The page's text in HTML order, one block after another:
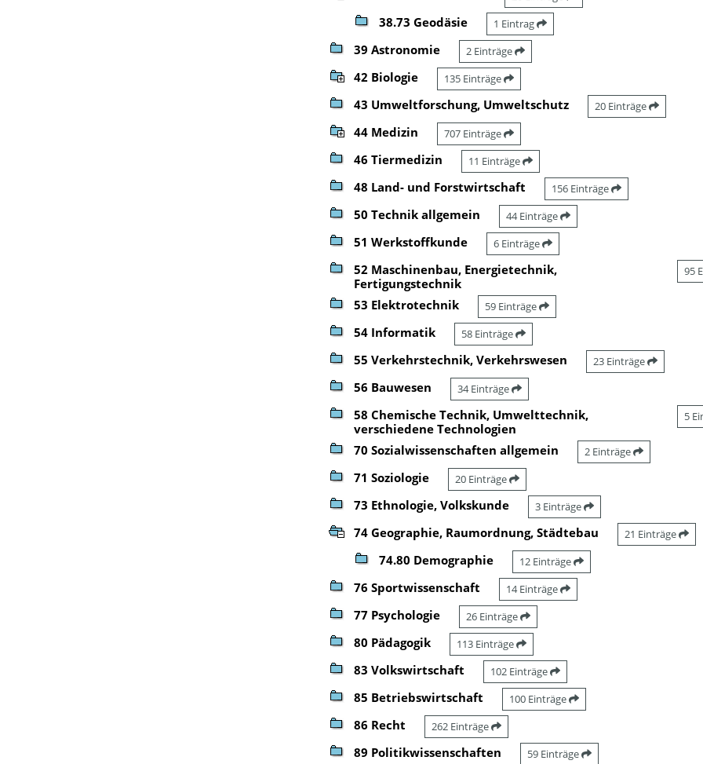
38.73 Geodäsie 1 Eintrag
39 Astronomie 2 Einträge
42 Biologie 135 Einträge
43 Umweltforschung, Umweltschutz 20 Einträge
44 Medizin 707 Einträge
46 Tiermedizin 11 Einträge
48 Land- und Forstwirtschaft 156 Einträge
50 Technik allgemein 44 Einträge
51 Werkstoffkunde 6 Einträge
52 Maschinenbau, Energietechnik,
Fertigungstechnik
95
53 Elektrotechnik 59 Einträge
54 Informatik 58 Einträge
55 Verkehrstechnik, Verkehrswesen 23 Einträge
56 Bauwesen 34 Einträge
58 Chemische Technik, Umwelttechnik,
verschiedene Technologien
5
70 Sozialwissenschaften allgemein 2 Einträge
71 Soziologie 20 Einträge
73 Ethnologie, Volkskunde 3 Einträge
74 Geographie, Raumordnung, Städtebau 21 Einträge
74.80 Demographie 12 Einträge
76 Sportwissenschaft 14 Einträge
77 Psychologie 26 Einträge
80 Pädagogik 113 Einträge
83 Volkswirtschaft 102 Einträge
85 Betriebswirtschaft 100 Einträge
86 Recht 262 Einträge
89 Politikwissenschaften 59 Einträge